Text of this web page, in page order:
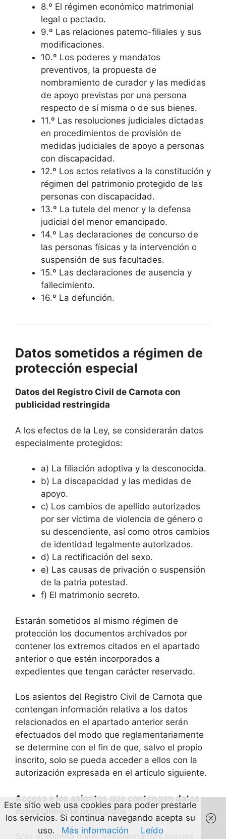
8.º El régimen económico matrimonial
legal o pactado.
9.º Las relaciones paterno-filiales y sus
modificaciones.
10.º Los poderes y mandatos
preventivos, la propuesta de
nombramiento de curador y las medidas
de apoyo previstas por una persona
respecto de sí misma o de sus bienes.
11.º Las resoluciones judiciales dictadas
en procedimientos de provisión de
medidas judiciales de apoyo a personas
con discapacidad.
12.º Los actos relativos a la constitución y
régimen del patrimonio protegido de las
personas con discapacidad.
13.º La tutela del menor y la defensa
judicial del menor emancipado.
14.º Las declaraciones de concurso de
las personas físicas y la intervención o
suspensión de sus facultades.
15.º Las declaraciones de ausencia y
fallecimiento.
16.º La defunción.
Datos sometidos a régimen de
protección especial
Datos del Registro Civil de Carnota con
publicidad restringida
A los efectos de la Ley, se considerarán datos
especialmente protegidos:
a) La filiación adoptiva y la desconocida.
b) La discapacidad y las medidas de
apoyo.
c) Los cambios de apellido autorizados
por ser víctima de violencia de género o
su descendiente, así como otros cambios
de identidad legalmente autorizados.
d) La rectificación del sexo.
e) Las causas de privación o suspensión
de la patria potestad.
f) El matrimonio secreto.
Estarán sometidos al mismo régimen de
protección los documentos archivados por
contener los extremos citados en el apartado
anterior o que estén incorporados a
expedientes que tengan carácter reservado.
Los asientos del Registro Civil de Carnota que
contengan información relativa a los datos
relacionados en el apartado anterior serán
efectuados del modo que reglamentariamente
se determine con el fin de que, salvo el propio
inscrito, solo se pueda acceder a ellos con la
autorización expresada en el artículo siguiente.
Acceso a los asientos que contengan datos
especialmente protegidos
Sólo el inscrito o sus representantes legales,
Este sitio web usa cookies para poder prestarle
los servicios. Si continua navegando acepta su
uso.
Más información Leído